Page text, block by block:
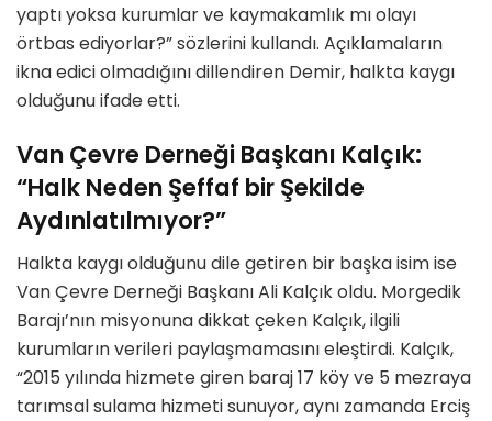
yaptı yoksa kurumlar ve kaymakamlık mı olayı
örtbas ediyorlar?” sözlerini kullandı. Açıklamaların
ikna edici olmadığını dillendiren Demir, halkta kaygı
olduğunu ifade etti.
Van Çevre Derneği Başkanı Kalçık:
“Halk Neden Şeffaf bir Şekilde
Aydınlatılmıyor?”
Halkta kaygı olduğunu dile getiren bir başka isim ise
Van Çevre Derneği Başkanı Ali Kalçık oldu. Morgedik
Barajı’nın misyonuna dikkat çeken Kalçık, ilgili
kurumların verileri paylaşmamasını eleştirdi. Kalçık,
“2015 yılında hizmete giren baraj 17 köy ve 5 mezraya
tarımsal sulama hizmeti sunuyor, aynı zamanda Erciş